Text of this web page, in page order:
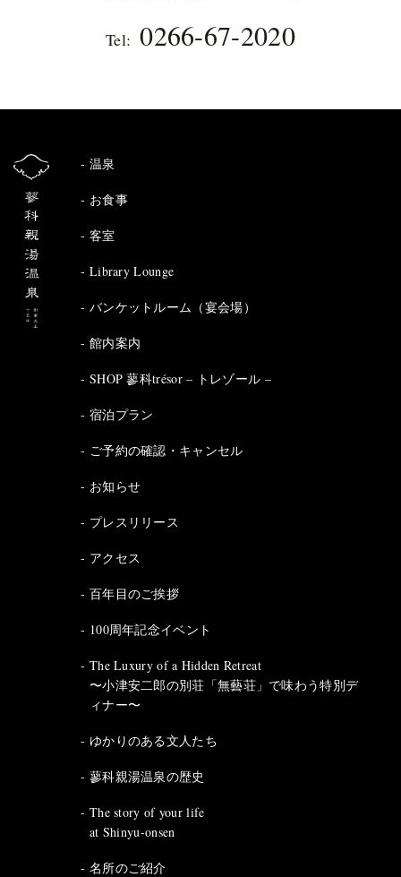
Tel: 0266-67-2020
温泉
お食事
客室
Library Lounge
バンケットルーム（宴会場）
館内案内
SHOP 蓼科trésor – トレゾール –
宿泊プラン
ご予約の確認・キャンセル
お知らせ
プレスリリース
アクセス
百年目のご挨拶
100周年記念イベント
The Luxury of a Hidden Retreat
〜小津安二郎の別荘「無藝荘」で味わう特別デ
ィナー〜
ゆかりのある文人たち
蓼科親湯温泉の歴史
The story of your life
at Shinyu-onsen
名所のご紹介